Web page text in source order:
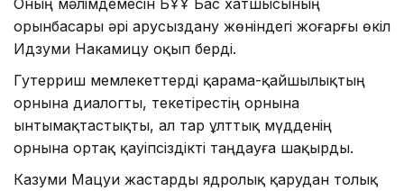
орынбасары әрі Қарусыздану жөніндегі жоғарғы өкіл
Идзуми Накамицу оқып берді.
Гутерриш мемлекеттерді қарама-қайшылықтың
орнына диалогты, текетірестің орнына
ынтымақтастықты, ал тар ұлттық мүдденің
орнына ортақ қауіпсіздікті таңдауға шақырды.
Казуми Мацуи жастарды ядролық қарудан толық